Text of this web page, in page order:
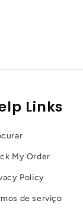
Links
My Order
Policy
de serviço